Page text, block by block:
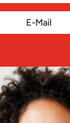
E-Mail